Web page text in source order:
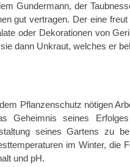
Gundermann, der
gut vertragen. Der eine
oder Dekorationen von
dann Unkraut, welches er
Pflanzenschutz nötigen
Geheimnis seines
seines Gartens zu
im Winter, die
und pH.